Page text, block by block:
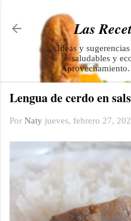
Las
Ideas y
saludables y
Lengua de cerdo en
Por Naty jueves, febrero 27,